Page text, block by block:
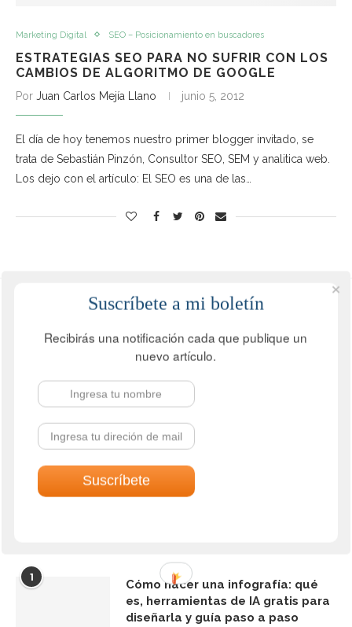
Marketing Digital SEO – Posicionamiento en buscadores
ESTRATEGIAS SEO PARA NO SUFRIR CON LOS
CAMBIOS DE ALGORITMO DE GOOGLE
Por Juan Carlos Mejía Llano junio 5, 2012
El día de hoy tenemos nuestro primer blogger invitado, se
trata de Sebastián Pinzón, Consultor SEO, SEM y analitica web.
Los dejo con el artículo: El SEO es una de las…
DATOS DE CONTACTO
Whatsapp: +57 311 7136418
Skype: JCMejiaLlano
1
Cómo hacer una infografía: qué
es, herramientas de IA gratis para
diseñarla y guía paso a paso
Suscríbete a mi boletín
Recibirás una notificación cada que publique un
nuevo artículo.